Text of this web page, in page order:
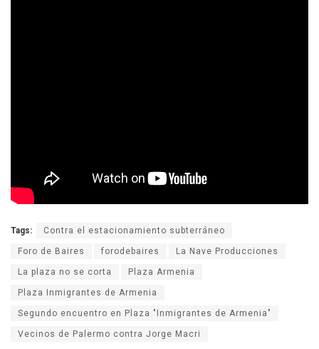
Tags: Contra el estacionamiento subterráneo
Foro de Baires forodebaires La Nave Producciones
La plaza no se corta Plaza Armenia
Plaza Inmigrantes de Armenia
Segundo encuentro en Plaza "Inmigrantes de Armenia"
Vecinos de Palermo contra Jorge Macri